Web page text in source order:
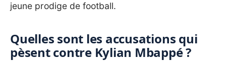
jeune prodige de football.
Quelles sont les accusations qui
pèsent contre Kylian Mbappé ?